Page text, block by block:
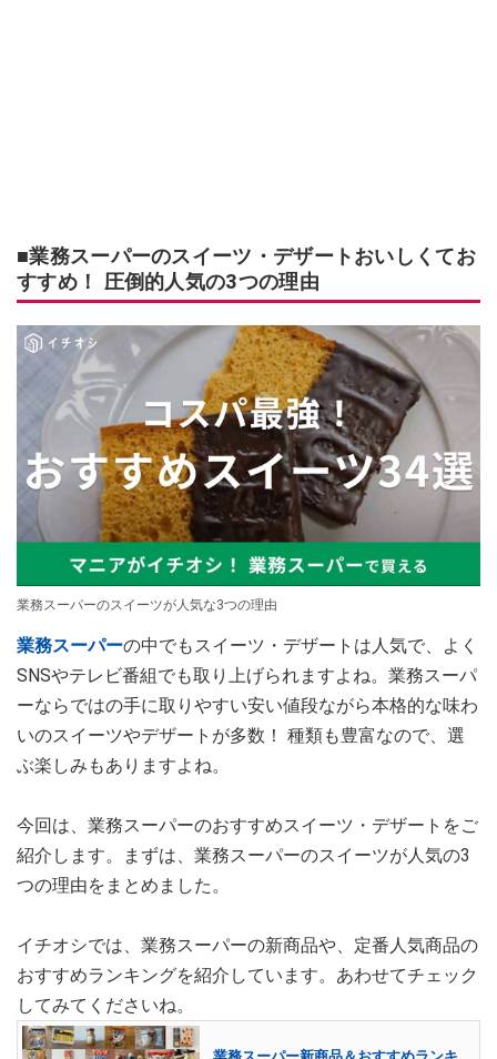
■業務スーパーのスイーツ・デザートおいしくてお
すすめ！ 圧倒的人気の3つの理由
業務スーパーのスイーツが人気な3つの理由
業務スーパーの中でもスイーツ・デザートは人気で、よく
SNSやテレビ番組でも取り上げられますよね。業務スーパ
ーならではの手に取りやすい安い値段ながら本格的な味わ
いのスイーツやデザートが多数！ 種類も豊富なので、選
ぶ楽しみもありますよね。
今回は、業務スーパーのおすすめスイーツ・デザートをご
紹介します。まずは、業務スーパーのスイーツが人気の3
つの理由をまとめました。
イチオシでは、業務スーパーの新商品や、定番人気商品の
おすすめランキングを紹介しています。あわせてチェック
してみてくださいね。